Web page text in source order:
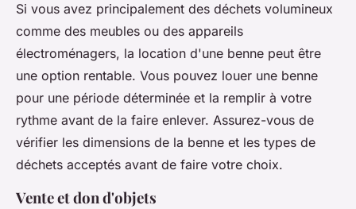
Si vous avez principalement des déchets volumineux
comme des meubles ou des appareils
électroménagers, la location d'une benne peut être
une option rentable. Vous pouvez louer une benne
pour une période déterminée et la remplir à votre
rythme avant de la faire enlever. Assurez-vous de
vérifier les dimensions de la benne et les types de
déchets acceptés avant de faire votre choix.
Vente et don d'objets